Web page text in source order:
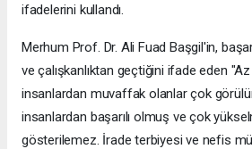
ifadelerini kullandı.
Merhum Prof. Dr. Ali Fuad Başgil'in,
ve çalışkanlıktan geçtiğini ifade eden
insanlardan muvaffak olanlar çok
insanlardan başarılı olmuş ve çok
gösterilemez. İrade terbiyesi ve nefis